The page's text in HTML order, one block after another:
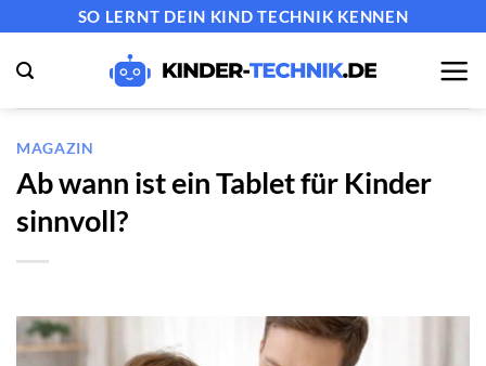
springen
SO LERNT DEIN KIND TECHNIK KENNEN
MAGAZIN
Ab wann ist ein Tablet für Kinder
sinnvoll?